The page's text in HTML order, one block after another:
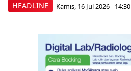
HEADLINE Kamis, 16 Jul 2026 - 14:30